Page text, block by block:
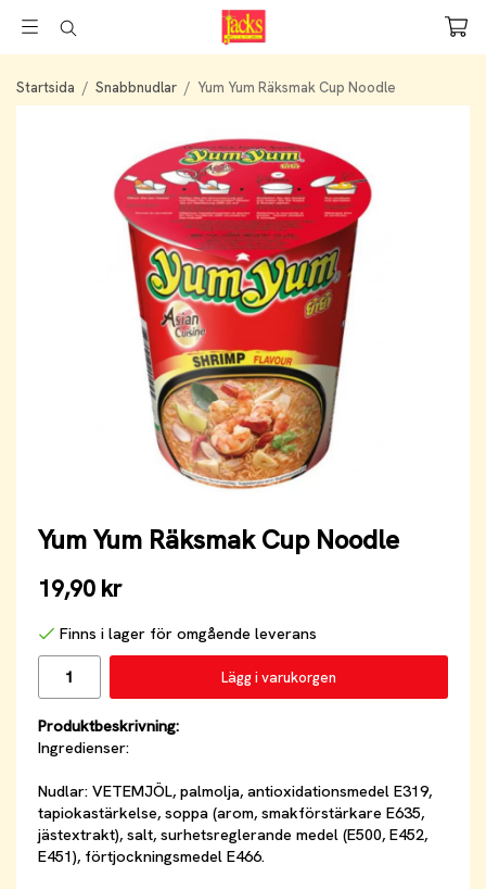
Startsida / Snabbnudlar / Yum Yum Räksmak Cup Noodle
Yum Yum Räksmak Cup Noodle
19,90 kr
Finns i lager för omgående leverans
Lägg i varukorgen
Produktbeskrivning:
Ingredienser:
Nudlar: VETEMJÖL, palmolja, antioxidationsmedel E319,
tapiokastärkelse, soppa (arom, smakförstärkare E635,
jästextrakt), salt, surhetsreglerande medel (E500, E452,
E451), förtjockningsmedel E466.